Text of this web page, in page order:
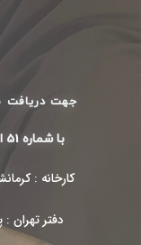
جهت دریافت
با شماره 51 الی 45852548-083 تماس بگیرید.
کارخانه : کرمانشاه ،
دفتر تهران :